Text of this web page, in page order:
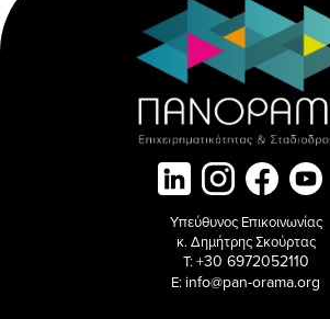
Υπεύθυνος Επικοινωνίας
κ. Δημήτρης Σκούρτας
T: +30 6972052110
E: info@pan-orama.org